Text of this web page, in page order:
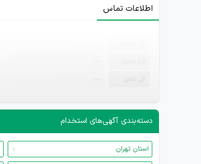
اطلاعات تماس
دسته‌بندی آگهی‌های استخدام
استان تهران